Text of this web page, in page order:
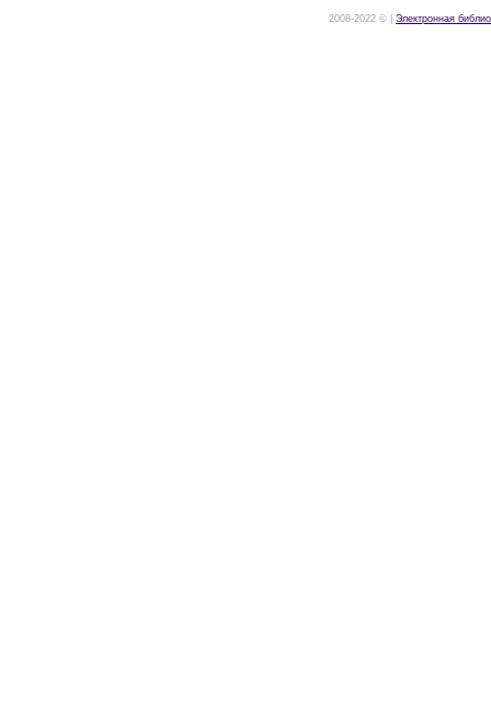
2008-2022 © | Электронная